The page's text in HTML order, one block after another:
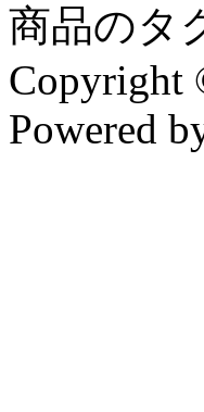
商品のタ
Copyright
Powered